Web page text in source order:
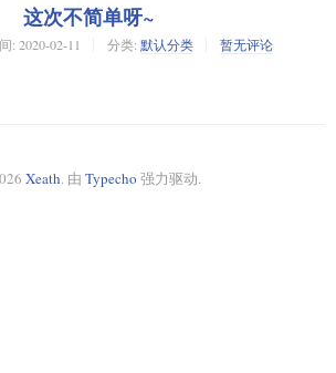
这次不简单呀~
: 2020-02-11 分类: 默认分类 暂无评论
Xeath. 由 Typecho 强力驱动.